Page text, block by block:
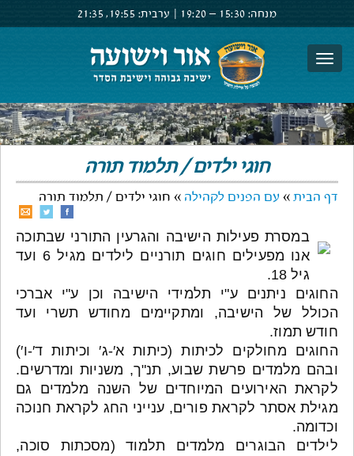
מנחה: 15:30 –
19:20 ערבית: 19:55,
21:35
חוגי ילדים / תלמוד תורה
דף הבית » עם הפנים לקהילה » חוגי ילדים / תלמוד תורה
במסרת פעילות הישיבה והגרעין התורני שבתוכה
אנו מפעילים חוגים תורניים לילדים מגיל 6 ועד
גיל 18.
החוגים ניתנים ע"י תלמידי הישיבה וכן ע"י אברכי
הכולל של הישיבה, ומתקיימים מחודש תשרי ועד
חודש תמוז.
החוגים מחולקים לכיתות (כיתות א′-ג′ וכיתות ד′-ו′)
ובהם מלמדים פרשת שבוע, תנ"ך, משניות ומדרשים.
לקראת האירועים המיוחדים של השנה מלמדים גם
מגילת אסתר לקראת פורים, ענייני החג לקראת חנוכה
וכדומה.
לילדים הבוגרים מלמדים תלמוד (מסכתות סוכה,